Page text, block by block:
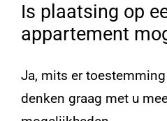
Is plaatsing op
appartement
Ja, mits er
denken graag met u